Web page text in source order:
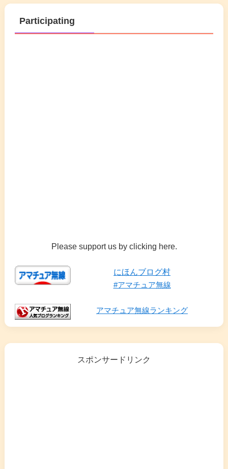
Participating
Please support us by clicking here.
にほんブログ村
#アマチュア無線
アマチュア無線ランキング
スポンサードリンク